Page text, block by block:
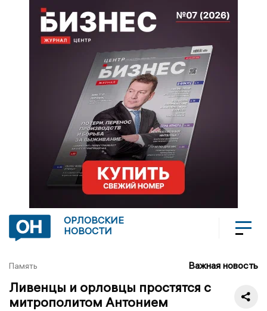
ОРЛОВСКИЕ
НОВОСТИ
Память Важная новость
Ливенцы и орловцы простятся с
митрополитом Антонием